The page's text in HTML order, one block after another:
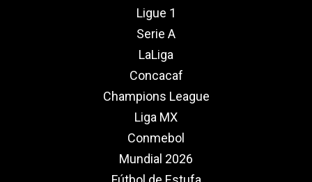
Ligue 1
Serie A
LaLiga
Concacaf
Champions League
Liga MX
Conmebol
Mundial 2026